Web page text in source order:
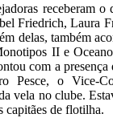
receberam o
Friedrich, Laura
delas, também
II e
com a
Pesce, o Vice-
vela no clube.
capitães de flotilha.